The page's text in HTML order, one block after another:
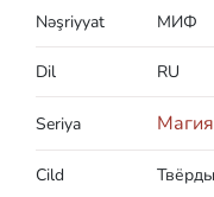
Nəşriyyat МИФ
Dil RU
Seriya
Cild